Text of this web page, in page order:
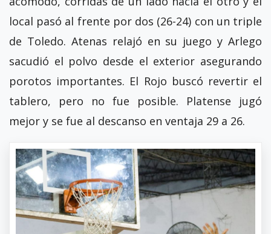
local pasó al frente por dos (26-24) con un triple
de Toledo. Atenas relajó en su juego y Arlego
sacudió el polvo desde el exterior asegurando
porotos importantes. El Rojo buscó revertir el
tablero, pero no fue posible. Platense jugó
mejor y se fue al descanso en ventaja 29 a 26.